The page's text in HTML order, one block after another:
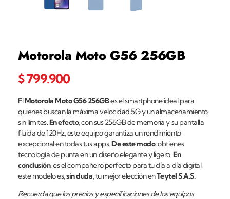
Motorola Moto G56 256GB
$799.900
ElMotorola Moto G56 256GBes el smartphone ideal para
quienes buscan la máxima velocidad 5G y un almacenamiento
sin límites.En efecto, con sus 256GB de memoria y su pantalla
fluida de 120Hz, este equipo garantiza un rendimiento
excepcional en todas tus apps.De este modo, obtienes
tecnología de punta en un diseño elegante y ligero.En
conclusión, es el compañero perfecto para tu día a día digital,
este modelo es,sin duda, tu mejor elección enTeytel S.A.S.
Recuerda que los precios y especificaciones de los equipos